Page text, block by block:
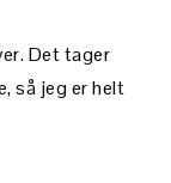
Det tager
så jeg er helt